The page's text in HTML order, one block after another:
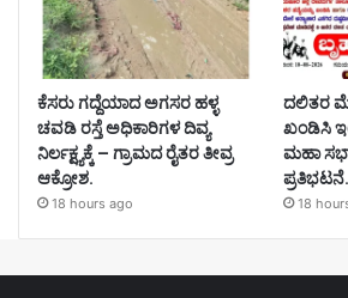
ಕೆಸರು ಗದ್ದೆಯಾದ ಅಗಸರ ಹಳ್ಳ
ಚವಡಿ ರಸ್ತೆ ಅಧಿಕಾರಿಗಳ ದಿವ್ಯ
ನಿರ್ಲಕ್ಷ್ಯಕ್ಕೆ – ಗ್ರಾಮದ ರೈತರ ತೀವ್ರ
ಆಕ್ರೋಶ.
18 hours ago
ದಲಿತರ
ಖಂಡಿಸಿ
ಮಹಾ
ಪ್ರತಿಭಟನೆ.
18